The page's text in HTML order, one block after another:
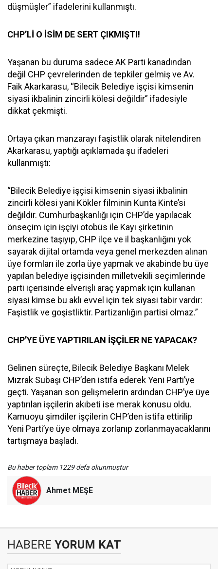
düşmüşler” ifadelerini kullanmıştı.
CHP’Lİ O İSİM DE SERT ÇIKMIŞTI!
Yaşanan bu duruma sadece AK Parti kanadından
değil CHP çevrelerinden de tepkiler gelmiş ve Av.
Faik Akarkarasu, “Bilecik Belediye işçisi kimsenin
siyasi ikbalinin zincirli kölesi değildir” ifadesiyle
dikkat çekmişti.
Ortaya çıkan manzarayı faşistlik olarak nitelendiren
Akarkarasu, yaptığı açıklamada şu ifadeleri
kullanmıştı:
“Bilecik Belediye işçisi kimsenin siyasi ikbalinin
zincirli kölesi yani Kökler filminin Kunta Kinte’si
değildir. Cumhurbaşkanlığı için CHP’de yapılacak
önseçim için işçiyi otobüs ile Kayı şirketinin
merkezine taşıyıp, CHP ilçe ve il başkanlığını yok
sayarak dijital ortamda veya genel merkezden alınan
üye formları ile zorla üye yapmak ve akabinde bu üye
yapılan belediye işçisinden milletvekili seçimlerinde
parti içerisinde elverişli araç yapmak için kullanan
siyasi kimse bu aklı evvel için tek siyasi tabir vardır:
Faşistlik ve goşistliktir. Partizanlığın partisi olmaz.”
CHP’YE ÜYE YAPTIRILAN İŞÇİLER NE YAPACAK?
Gelinen süreçte, Bilecik Belediye Başkanı Melek
Mızrak Subaşı CHP’den istifa ederek Yeni Parti’ye
geçti. Yaşanan son gelişmelerin ardından CHP’ye üye
yaptırılan işçilerin akıbeti ise merak konusu oldu.
Kamuoyu şimdiler işçilerin CHP’den istifa ettirilip
Yeni Parti’ye üye olmaya zorlanıp zorlanmayacaklarını
tartışmaya başladı.
Bu haber toplam 1229 defa okunmuştur
Ahmet MEŞE
HABERE YORUM KAT